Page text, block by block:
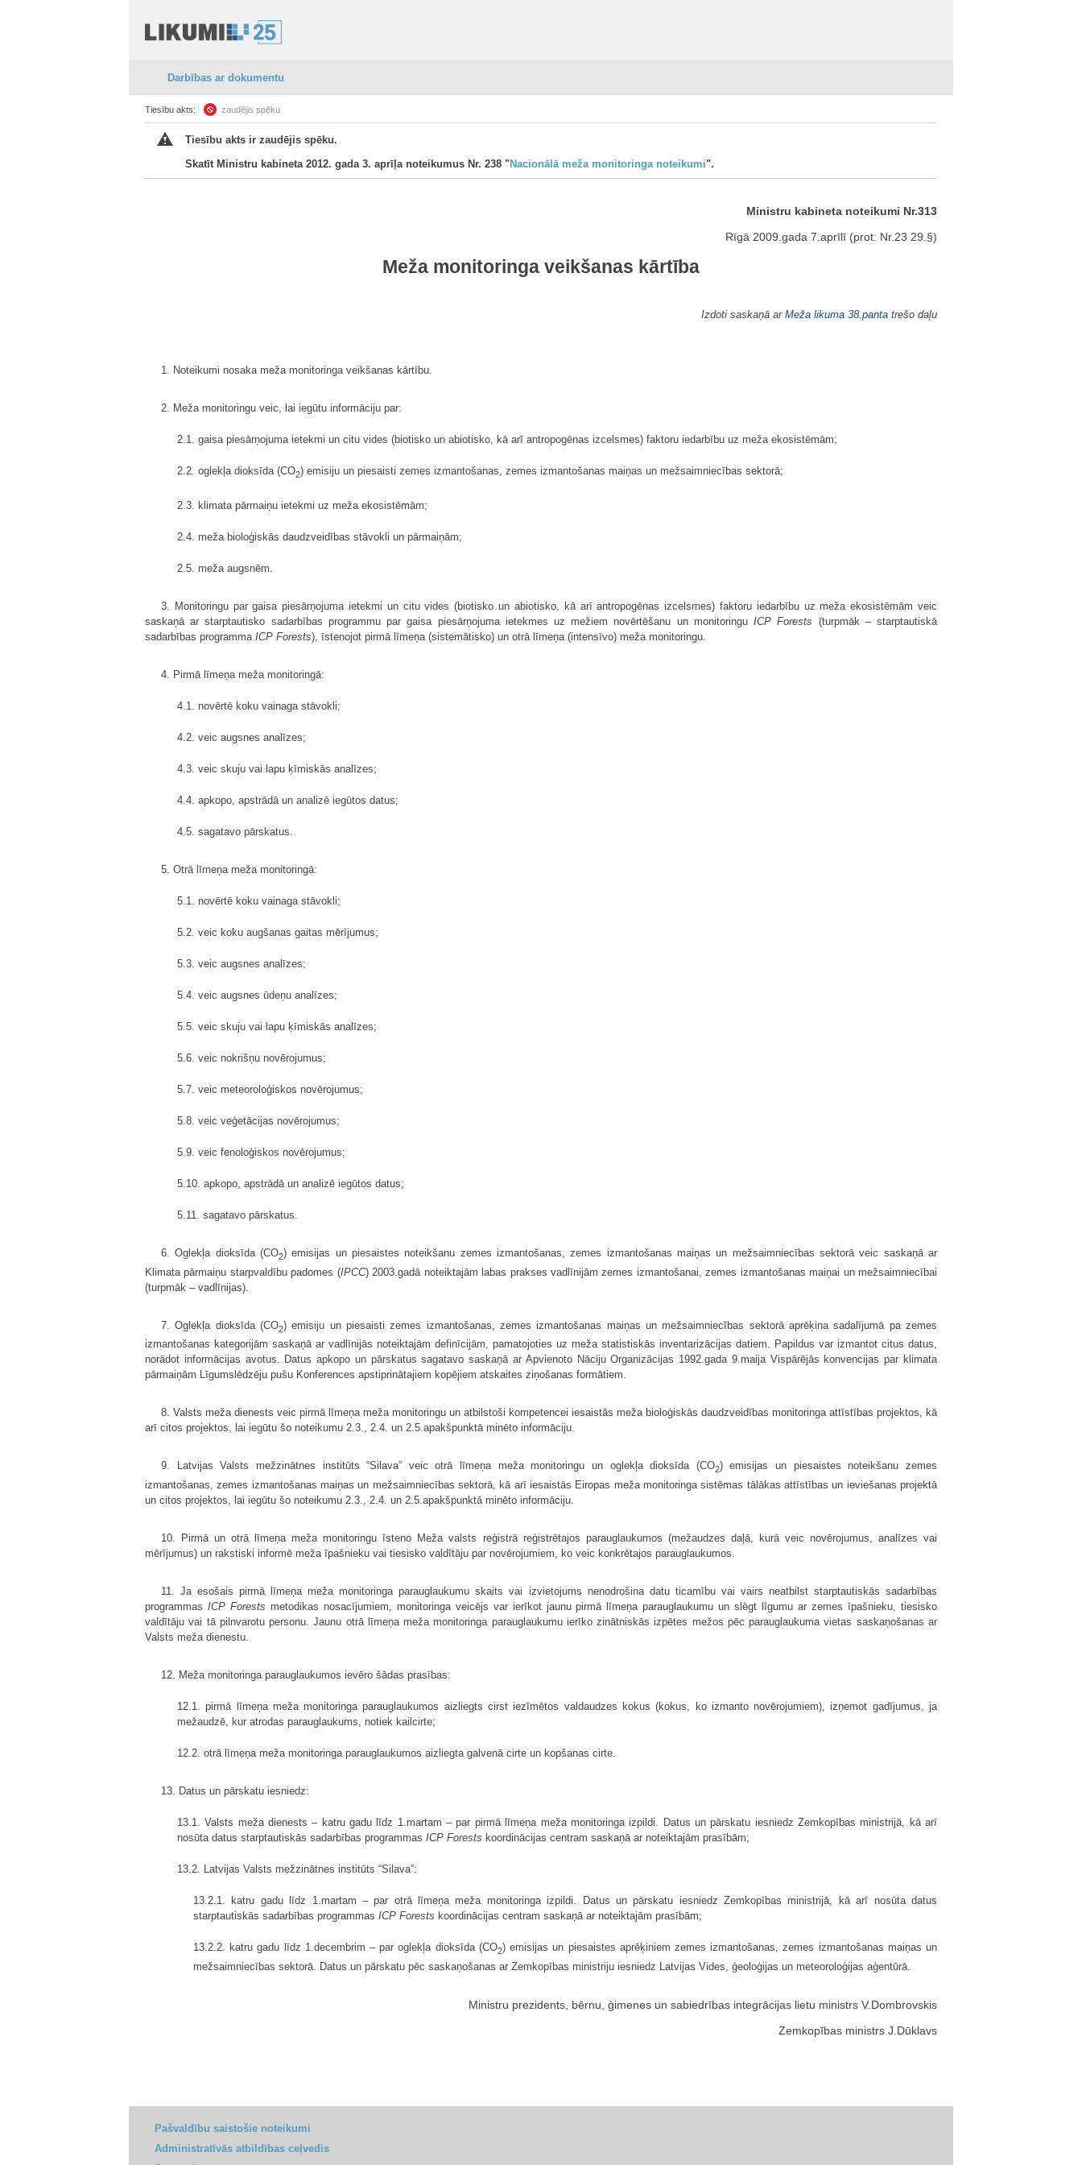
Darbības ar dokumentu
Tiesību akts: zaudējis spēku
Tiesību akts ir zaudējis spēku.
Skatīt Ministru kabineta 2012. gada 3. aprīļa noteikumus Nr. 238 "Nacionālā meža monitoringa noteikumi".
Ministru kabineta noteikumi Nr.313
Rīgā 2009.gada 7.aprīlī (prot. Nr.23 29.§)
Meža monitoringa veikšanas kārtība
Izdoti saskaņā ar Meža likuma 38.panta trešo daļu
1. Noteikumi nosaka meža monitoringa veikšanas kārtību.
2. Meža monitoringu veic, lai iegūtu informāciju par:
2.1. gaisa piesārņojuma ietekmi un citu vides (biotisko un abiotisko, kā arī antropogēnas izcelsmes) faktoru iedarbību uz meža ekosistēmām;
2.2. oglekļa dioksīda (CO2) emisiju un piesaisti zemes izmantošanas, zemes izmantošanas maiņas un mežsaimniecības sektorā;
2.3. klimata pārmaiņu ietekmi uz meža ekosistēmām;
2.4. meža bioloģiskās daudzveidības stāvokli un pārmaiņām;
2.5. meža augsnēm.
3. Monitoringu par gaisa piesārņojuma ietekmi un citu vides (biotisko un abiotisko, kā arī antropogēnas izcelsmes) faktoru iedarbību uz meža ekosistēmām veic
saskaņā ar starptautisko sadarbības programmu par gaisa piesārņojuma ietekmes uz mežiem novērtēšanu un monitoringuICP Forests (turpmāk – starptautiskā
sadarbības programma ICP Forests), īstenojot pirmā līmeņa (sistemātisko) un otrā līmeņa (intensīvo) meža monitoringu.
4. Pirmā līmeņa meža monitoringā:
4.1. novērtē koku vainaga stāvokli;
4.2. veic augsnes analīzes;
4.3. veic skuju vai lapu ķīmiskās analīzes;
4.4. apkopo, apstrādā un analizē iegūtos datus;
4.5. sagatavo pārskatus.
5. Otrā līmeņa meža monitoringā:
5.1. novērtē koku vainaga stāvokli;
5.2. veic koku augšanas gaitas mērījumus;
5.3. veic augsnes analīzes;
5.4. veic augsnes ūdeņu analīzes;
5.5. veic skuju vai lapu ķīmiskās analīzes;
5.6. veic nokrišņu novērojumus;
5.7. veic meteoroloģiskos novērojumus;
5.8. veic veģetācijas novērojumus;
5.9. veic fenoloģiskos novērojumus;
5.10. apkopo, apstrādā un analizē iegūtos datus;
5.11. sagatavo pārskatus.
6. Oglekļa dioksīda (CO2) emisijas un piesaistes noteikšanu zemes izmantošanas, zemes izmantošanas maiņas un mežsaimniecības sektorā veic saskaņā ar
Klimata pārmaiņu starpvaldību padomes (IPCC) 2003.gadā noteiktajām labas prakses vadlīnijām zemes izmantošanai, zemes izmantošanas maiņai un mežsaimniecībai
(turpmāk – vadlīnijas).
7. Oglekļa dioksīda (CO2) emisiju un piesaisti zemes izmantošanas, zemes izmantošanas maiņas un mežsaimniecības sektorā aprēķina sadalījumā pa zemes
izmantošanas kategorijām saskaņā ar vadlīnijās noteiktajām definīcijām, pamatojoties uz meža statistiskās inventarizācijas datiem. Papildus var izmantot citus datus,
norādot informācijas avotus. Datus apkopo un pārskatus sagatavo saskaņā ar Apvienoto Nāciju Organizācijas 1992.gada 9.maija Vispārējās konvencijas par klimata
pārmaiņām Līgumslēdzēju pušu Konferences apstiprinātajiem kopējiem atskaites ziņošanas formātiem.
8. Valsts meža dienests veic pirmā līmeņa meža monitoringu un atbilstoši kompetencei iesaistās meža bioloģiskās daudzveidības monitoringa attīstības projektos, kā
arī citos projektos, lai iegūtu šo noteikumu 2.3., 2.4. un 2.5.apakšpunktā minēto informāciju.
9. Latvijas Valsts mežzinātnes institūts “Silava” veic otrā līmeņa meža monitoringu un oglekļa dioksīda (CO2) emisijas un piesaistes noteikšanu zemes
izmantošanas, zemes izmantošanas maiņas un mežsaimniecības sektorā, kā arī iesaistās Eiropas meža monitoringa sistēmas tālākas attīstības un ieviešanas projektā
un citos projektos, lai iegūtu šo noteikumu 2.3., 2.4. un 2.5.apakšpunktā minēto informāciju.
10. Pirmā un otrā līmeņa meža monitoringu īsteno Meža valsts reģistrā reģistrētajos parauglaukumos (mežaudzes daļā, kurā veic novērojumus, analīzes vai
mērījumus) un rakstiski informē meža īpašnieku vai tiesisko valdītāju par novērojumiem, ko veic konkrētajos parauglaukumos.
11. Ja esošais pirmā līmeņa meža monitoringa parauglaukumu skaits vai izvietojums nenodrošina datu ticamību vai vairs neatbilst starptautiskās sadarbības
programmas ICP Forests metodikas nosacījumiem, monitoringa veicējs var ierīkot jaunu pirmā līmeņa parauglaukumu un slēgt līgumu ar zemes īpašnieku, tiesisko
valdītāju vai tā pilnvarotu personu. Jaunu otrā līmeņa meža monitoringa parauglaukumu ierīko zinātniskās izpētes mežos pēc parauglaukuma vietas saskaņošanas ar
Valsts meža dienestu.
12. Meža monitoringa parauglaukumos ievēro šādas prasības:
12.1. pirmā līmeņa meža monitoringa parauglaukumos aizliegts cirst iezīmētos valdaudzes kokus (kokus, ko izmanto novērojumiem), izņemot gadījumus, ja
mežaudzē, kur atrodas parauglaukums, notiek kailcirte;
12.2. otrā līmeņa meža monitoringa parauglaukumos aizliegta galvenā cirte un kopšanas cirte.
13. Datus un pārskatu iesniedz:
13.1. Valsts meža dienests – katru gadu līdz 1.martam – par pirmā līmeņa meža monitoringa izpildi. Datus un pārskatu iesniedz Zemkopības ministrijā, kā arī
nosūta datus starptautiskās sadarbības programmas ICP Forests koordinācijas centram saskaņā ar noteiktajām prasībām;
13.2. Latvijas Valsts mežzinātnes institūts “Silava”:
13.2.1. katru gadu līdz 1.martam – par otrā līmeņa meža monitoringa izpildi. Datus un pārskatu iesniedz Zemkopības ministrijā, kā arī nosūta datus
starptautiskās sadarbības programmas ICP Forests koordinācijas centram saskaņā ar noteiktajām prasībām;
13.2.2. katru gadu līdz 1.decembrim – par oglekļa dioksīda (CO2) emisijas un piesaistes aprēķiniem zemes izmantošanas, zemes izmantošanas maiņas un
mežsaimniecības sektorā. Datus un pārskatu pēc saskaņošanas ar Zemkopības ministriju iesniedz Latvijas Vides, ģeoloģijas un meteoroloģijas aģentūrā.
Ministru prezidents, bērnu, ģimenes un sabiedrības integrācijas lietu ministrs V.Dombrovskis
Zemkopības ministrs J.Dūklavs
Pašvaldību saistošie noteikumi
Administratīvās atbildības ceļvedis